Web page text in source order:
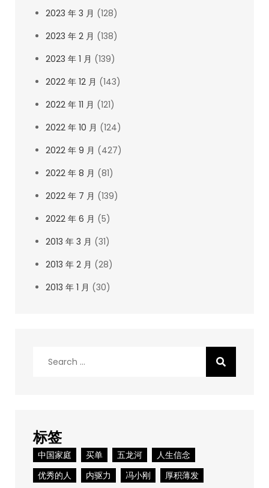
2023 年 3 月 (128)
2023 年 2 月 (138)
2023 年 1 月 (139)
2022 年 12 月 (143)
2022 年 11 月 (121)
2022 年 10 月 (124)
2022 年 9 月 (427)
2022 年 8 月 (81)
2022 年 7 月 (139)
2022 年 6 月 (5)
2013 年 3 月 (31)
2013 年 2 月 (28)
2013 年 1 月 (30)
标签
中国家庭 买单 五龙河
人生信念
优秀的人
内驱力 冯小刚 厚积薄发